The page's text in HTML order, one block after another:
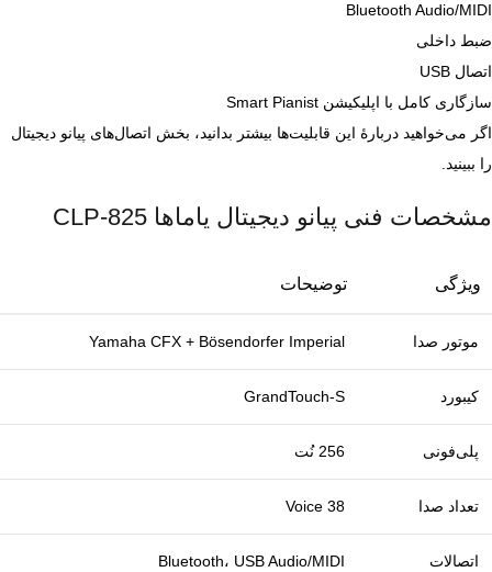
Bluetooth Audio/MIDI
ضبط داخلی
اتصال USB
سازگاری کامل با اپلیکیشن Smart Pianist
اگر می‌خواهید دربارهٔ این قابلیت‌ها بیشتر بدانید، بخش اتصال‌های پیانو دیجیتال
را ببینید.
مشخصات فنی پیانو دیجیتال یاماها CLP‑825
ویژگی توضیحات
موتور صدا Yamaha CFX + Bösendorfer Imperial
کیبورد GrandTouch‑S
پلی‌فونی 256 نُت
تعداد صدا 38 Voice
اتصالات Bluetooth، USB Audio/MIDI